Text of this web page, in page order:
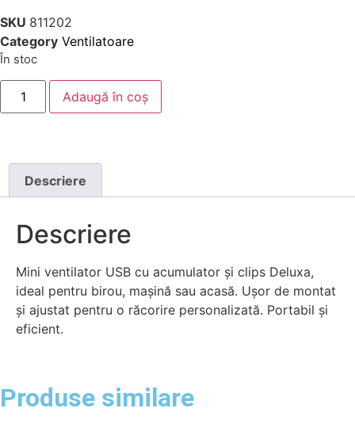
SKU 811202
Category Ventilatoare
În stoc
Adaugă în coș
Descriere
Descriere
Mini ventilator USB cu acumulator și clips Deluxa,
ideal pentru birou, mașină sau acasă. Ușor de montat
și ajustat pentru o răcorire personalizată. Portabil și
eficient.
Produse similare